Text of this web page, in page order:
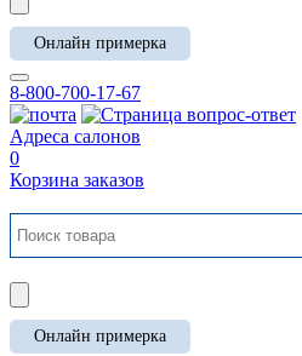
Онлайн примерка
8-800-700-17-67
Адреса салонов
0
Корзина заказов
Онлайн примерка